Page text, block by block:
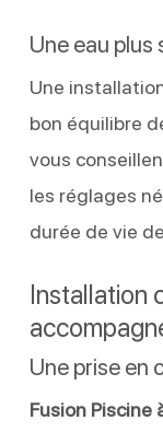
Une eau plus
Une
bon équilibre
vous
les réglages
durée de vie
Installation
Une prise en
Fusion Piscine